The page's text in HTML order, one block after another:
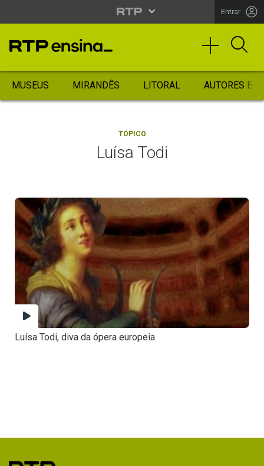
Entrar
MUSEUS MIRANDÊS LITORAL AUTORES
TÓPICO
Luísa Todi
Luísa Todi, diva da ópera europeia